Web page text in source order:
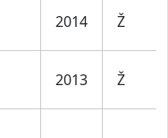
2014 Ž
2013 Ž